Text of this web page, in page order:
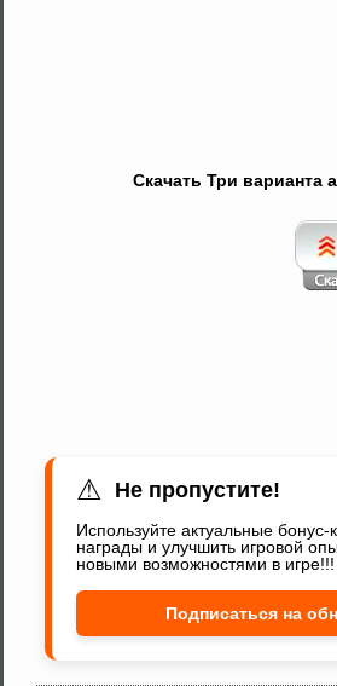
Скачать Три варианта
⚠ Не пропустите!
Используйте актуальные
награды и улучшить игровой
новыми возможностями в игре!!!
Подписаться на